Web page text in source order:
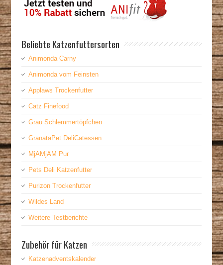
Beliebte Katzenfuttersorten
Animonda Carny
Animonda vom Feinsten
Applaws Trockenfutter
Catz Finefood
Grau Schlemmertöpfchen
GranataPet DeliCatessen
MjAMjAM Pur
Pets Deli Katzenfutter
Purizon Trockenfutter
Wildes Land
Weitere Testberichte
Zubehör für Katzen
Katzenadventskalender